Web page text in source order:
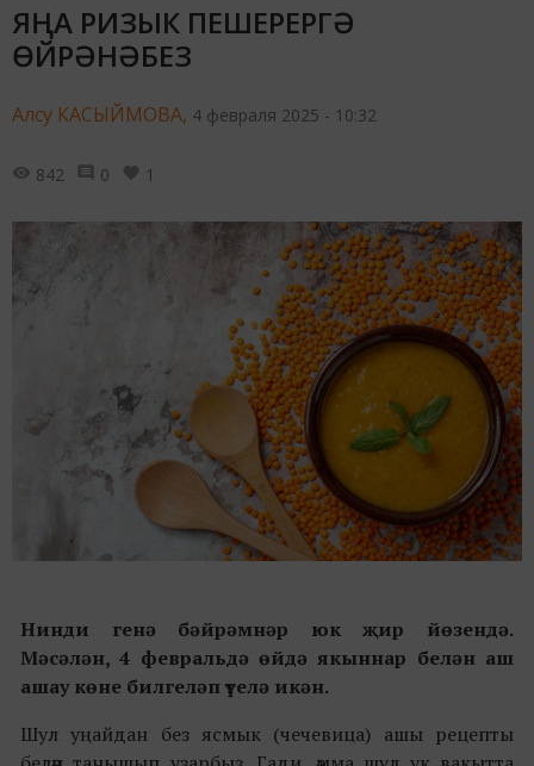
ЯҢА РИЗЫК ПЕШЕРЕРГӘ
ӨЙРӘНӘБЕЗ
Алсу КАСЫЙМОВА, 4 февраля 2025 - 10:32
842 0 1
Нинди генә бәйрәмнәр юк җир йөзендә.
Мәсәлән, 4 февральдә өйдә якыннар белән аш
ашау көне билгеләп үтелә икән.
Шул уңайдан без ясмык (чечевица) ашы рецепты